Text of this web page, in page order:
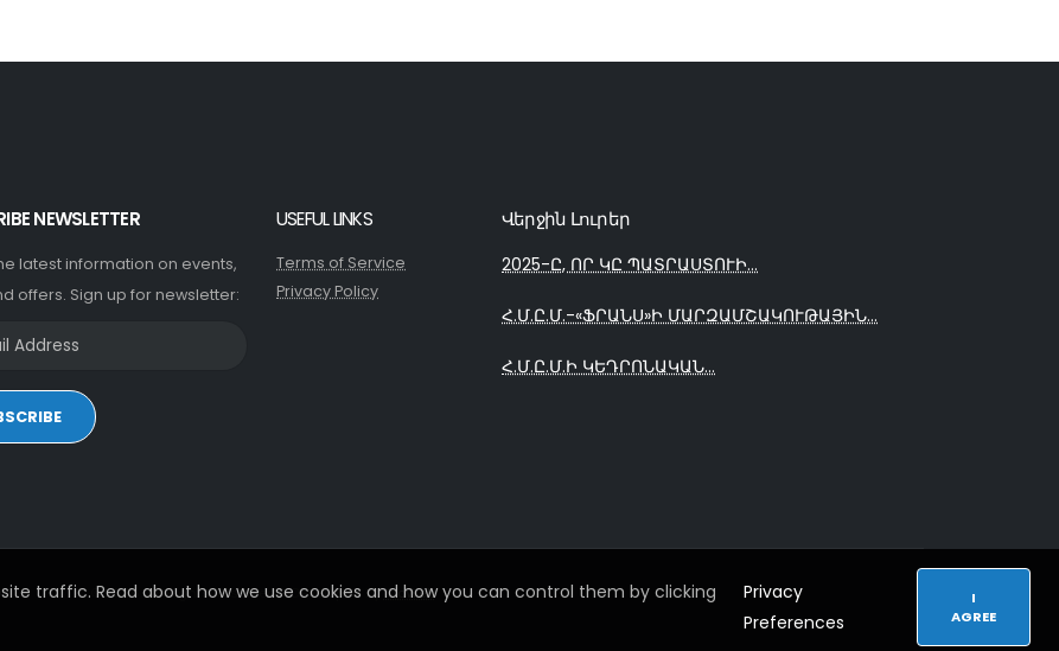
traffic. Read about how we use cookies and how you can control them by clicking
Privacy
Preferences
I
AGREE
NEWSLETTER
latest information on events,
offers. Sign up for newsletter:
USEFUL LINKS
Terms of Service
Privacy Policy
Վերջին Լուրեր
2025-Ը, ՈՐ ԿԸ ՊԱՏՐԱՍՏՈՒԻ...
Հ.Մ.Ը.Մ.-«ՖՐԱՆՍ»Ի ՄԱՐԶԱՄՇԱԿՈՒԹԱՅԻՆ...
Հ.Մ.Ը.Մ.Ի ԿԵԴՐՈՆԱԿԱՆ...
© 2026. All Rights Reserved - Developed byiDoWeb